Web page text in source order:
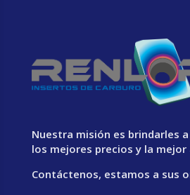
Nuestra misión es brindarles
los mejores precios y la mejor
Contáctenos, estamos a sus